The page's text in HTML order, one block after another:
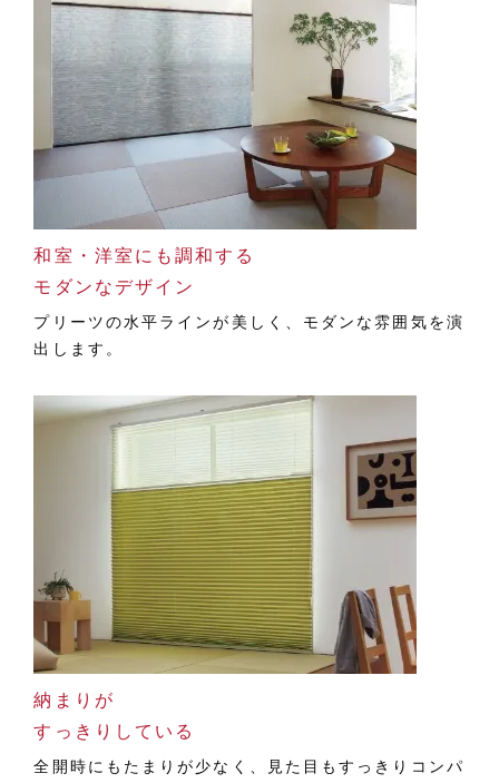
和室・洋室にも調和する
モダンなデザイン
プリーツの水平ラインが美しく、モダンな雰囲気を演
出します。
納まりが
すっきりしている
全開時にもたまりが少なく、見た目もすっきりコンパ